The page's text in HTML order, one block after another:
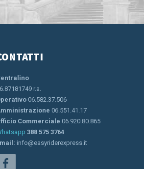
r.a.
06.582.37.506
06.551.41.17
Commerciale 06.920.80.865
388 575 3764
info@easyriderexpress.it